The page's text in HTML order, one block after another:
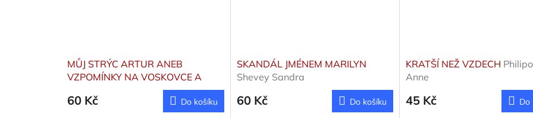
MŮJ STRÝC ARTUR ANEB
VZPOMÍNKY NA VOSKOVCE A
Truhlařík Rudolf
60 Kč Do košíku
SKANDÁL JMÉNEM MARILYN
Shevey Sandra
60 Kč Do košíku
KRATŠÍ NEŽ VZDECH
Anne
45 Kč Do